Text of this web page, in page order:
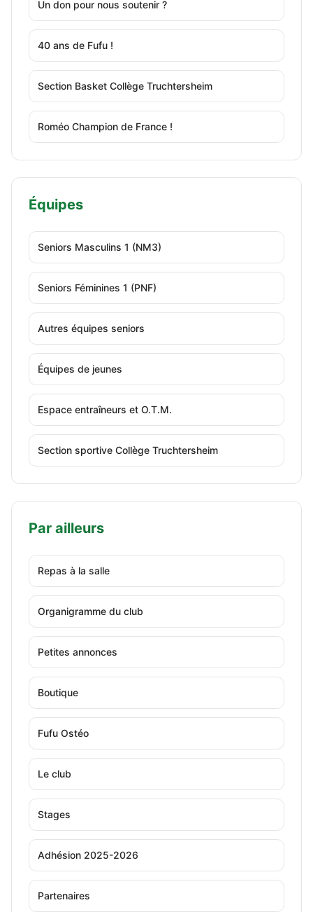
Un don pour nous soutenir ?
40 ans de Fufu !
Section Basket Collège Truchtersheim
Roméo Champion de France !
Équipes
Seniors Masculins 1 (NM3)
Seniors Féminines 1 (PNF)
Autres équipes seniors
Équipes de jeunes
Espace entraîneurs et O.T.M.
Section sportive Collège Truchtersheim
Par ailleurs
Repas à la salle
Organigramme du club
Petites annonces
Boutique
Fufu Ostéo
Le club
Stages
Adhésion 2025-2026
Partenaires